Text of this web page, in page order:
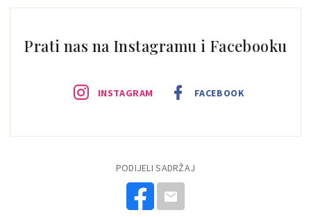
Prati nas na Instagramu i Facebooku
INSTAGRAM FACEBOOK
PODIJELI SADRŽAJ